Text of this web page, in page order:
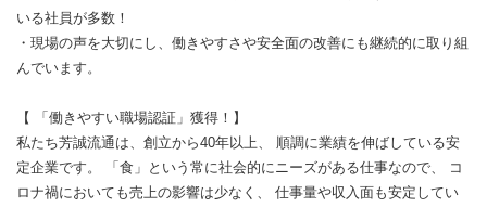
いる社員が多数！
・現場の声を大切にし、働きやすさや安全面の改善にも継続的に取り組
んでいます。
【 「働きやすい職場認証」獲得！】
私たち芳誠流通は、創立から40年以上、 順調に業績を伸ばしている安
定企業です。 「食」という常に社会的にニーズがある仕事なので、 コ
ロナ禍においても売上の影響は少なく、 仕事量や収入面も安定してい